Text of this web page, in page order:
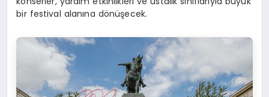
bir festival alanına dönüşecek.